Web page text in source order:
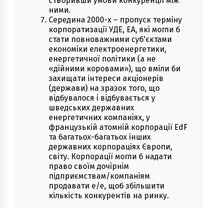
ними.
Середина 2000-х – пропуск терміну
корпоратизації УДЕ, ЕА, які могли б
стати повноважними суб'єктами
економіки електроенергетики,
енергетичної політики (а не
«дійними коровами»), що вміли би
захищати інтереси акціонерів
(держави) на зразок того, що
відбувалося і відбувається у
шведських державних
енергетичних компаніях, у
французькій атомній корпорації EdF
та багатьох-багатьох інших
державних корпораціях Європи,
світу. Корпорації могли б надати
право своїм дочірнім
підприємствам/компаніям
продавати е/е, щоб збільшити
кількість конкурентів на ринку.